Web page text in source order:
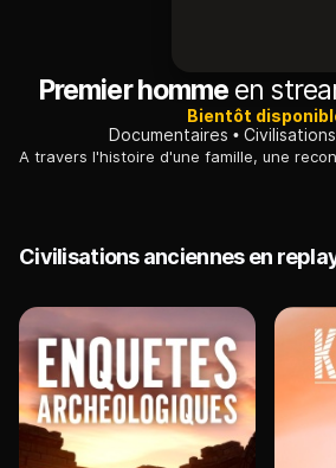
Premier homme en
Bientôt
Documentaires
Civilisations anciennes en